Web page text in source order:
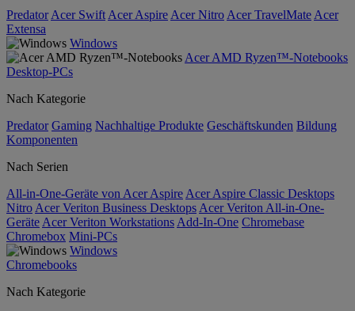
Predator Acer Swift Acer Aspire Acer Nitro Acer TravelMate Acer
Extensa
Windows
Acer AMD Ryzen™-Notebooks
Desktop-PCs
Nach Kategorie
Predator Gaming Nachhaltige Produkte Geschäftskunden Bildung
Komponenten
Nach Serien
All-in-One-Geräte von Acer Aspire Acer Aspire Classic Desktops
Nitro Acer Veriton Business Desktops Acer Veriton All-in-One-
Geräte Acer Veriton Workstations Add-In-One Chromebase
Chromebox Mini-PCs
Windows
Chromebooks
Nach Kategorie